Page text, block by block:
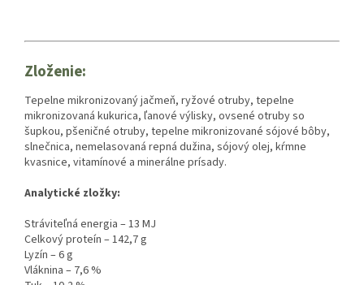
Zloženie:
Tepelne mikronizovaný jačmeň, ryžové otruby, tepelne
mikronizovaná kukurica, ľanové výlisky, ovsené otruby so
šupkou, pšeničné otruby, tepelne mikronizované sójové bôby,
slnečnica, nemelasovaná repná dužina, sójový olej, kŕmne
kvasnice, vitamínové a minerálne prísady.
Analytické zložky:
Stráviteľná energia – 13 MJ
Celkový proteín – 142,7 g
Lyzín – 6 g
Vláknina – 7,6 %